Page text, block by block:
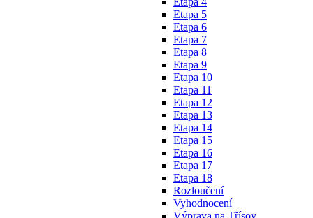
Etapa 5
Etapa 6
Etapa 7
Etapa 8
Etapa 9
Etapa 10
Etapa 11
Etapa 12
Etapa 13
Etapa 14
Etapa 15
Etapa 16
Etapa 17
Etapa 18
Rozloučení
Vyhodnocení
Výprava na Třísov